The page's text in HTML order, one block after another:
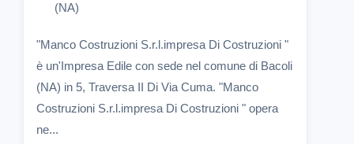
(NA)
"Manco Costruzioni S.r.l.impresa Di Costruzioni "
è un'Impresa Edile con sede nel comune di Bacoli
(NA) in 5, Traversa II Di Via Cuma. "Manco
Costruzioni S.r.l.impresa Di Costruzioni " opera
ne...